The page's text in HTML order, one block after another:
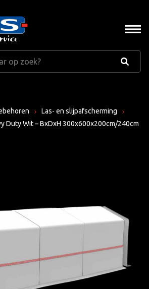
Las- en slijpafscherming
Duty Wit – BxDxH 300x600x200cm/240cm